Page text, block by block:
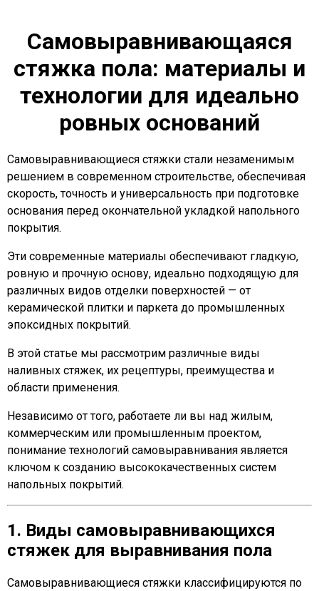
Самовыравнивающаяся
стяжка пола: материалы и
технологии для идеально
ровных оснований
Самовыравнивающиеся стяжки стали незаменимым
решением в современном строительстве, обеспечивая
скорость, точность и универсальность при подготовке
основания перед окончательной укладкой напольного
покрытия.
Эти современные материалы обеспечивают гладкую,
ровную и прочную основу, идеально подходящую для
различных видов отделки поверхностей — от
керамической плитки и паркета до промышленных
эпоксидных покрытий.
В этой статье мы рассмотрим различные виды
наливных стяжек, их рецептуры, преимущества и
области применения.
Независимо от того, работаете ли вы над жилым,
коммерческим или промышленным проектом,
понимание технологий самовыравнивания является
ключом к созданию высококачественных систем
напольных покрытий.
1. Виды самовыравнивающихся
стяжек для выравнивания пола
Самовыравнивающиеся стяжки классифицируются по